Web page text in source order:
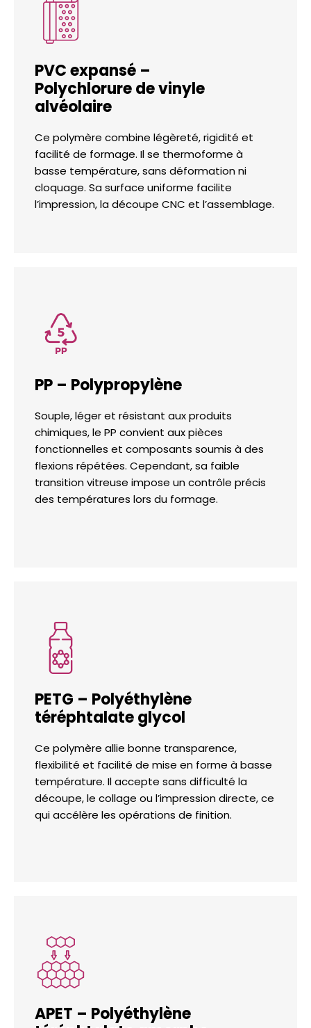
PVC expansé –
Polychlorure de vinyle
alvéolaire
Ce polymère combine légèreté, rigidité et
facilité de formage. Il se thermoforme à
basse température, sans déformation ni
cloquage. Sa surface uniforme facilite
l’impression, la découpe CNC et l’assemblage.
PP – Polypropylène
Souple, léger et résistant aux produits
chimiques, le PP convient aux pièces
fonctionnelles et composants soumis à des
flexions répétées. Cependant, sa faible
transition vitreuse impose un contrôle précis
des températures lors du formage.
PETG – Polyéthylène
téréphtalate glycol
Ce polymère allie bonne transparence,
flexibilité et facilité de mise en forme à basse
température. Il accepte sans difficulté la
découpe, le collage ou l’impression directe, ce
qui accélère les opérations de finition.
APET – Polyéthylène